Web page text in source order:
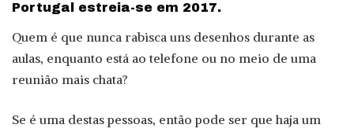
Portugal estreia-se em 2017.
Quem é que nunca rabisca uns desenhos durante as
aulas, enquanto está ao telefone ou no meio de uma
reunião mais chata?
Se é uma destas pessoas, então pode ser que haja um